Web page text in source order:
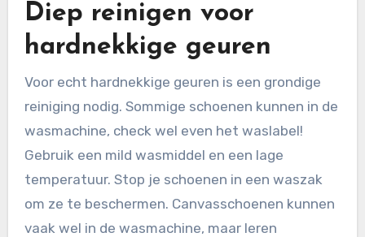
Diep reinigen voor
hardnekkige geuren
Voor echt hardnekkige geuren is een grondige
reiniging nodig. Sommige schoenen kunnen in de
wasmachine, check wel even het waslabel!
Gebruik een mild wasmiddel en een lage
temperatuur. Stop je schoenen in een waszak
om ze te beschermen. Canvasschoenen kunnen
vaak wel in de wasmachine, maar leren